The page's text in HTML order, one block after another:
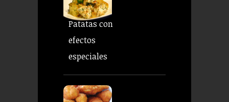
Patatas con
efectos
especiales